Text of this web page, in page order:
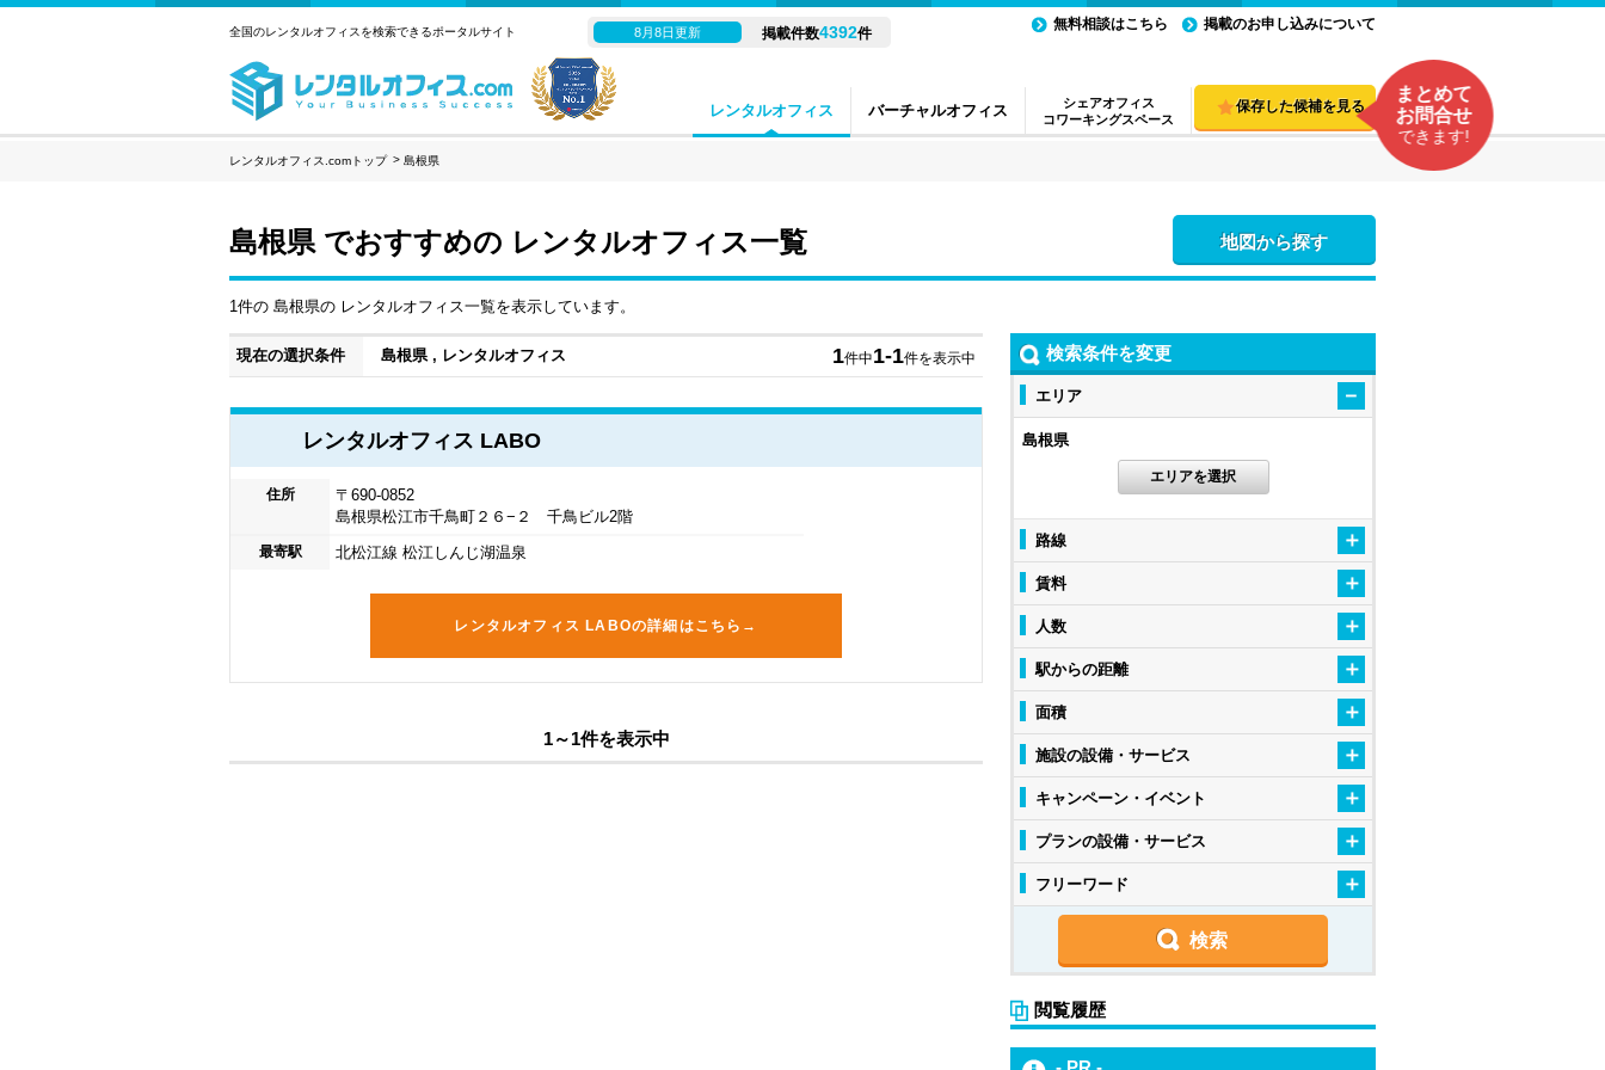
レンタルオフィス バーチャルオフィス
シェアオフィス
コワーキングスペース
全国のレンタルオフィスを検索できるポータルサイト 8月8日更新 掲載件数4392件
無料相談はこちら 掲載のお申し込みについて
保存した候補を見る
まとめて
お問合せ
できます!
レンタルオフィス.comトップ 島根県
島根県 でおすすめの レンタルオフィス一覧 地図から探す
1件の 島根県の レンタルオフィス一覧を表示しています。
現在の選択条件 島根県 , レンタルオフィス 1件中1-1件を表示中
レンタルオフィス LABO
住所
〒690-0852
島根県松江市千鳥町２６−２ 千鳥ビル2階
最寄駅 北松江線 松江しんじ湖温泉
レンタルオフィス LABOの詳細はこちら→
1～1件を表示中
検索条件を変更
エリア
島根県
エリアを選択
路線
賃料
人数
駅からの距離
面積
施設の設備・サービス
キャンペーン・イベント
プランの設備・サービス
フリーワード
閲覧履歴